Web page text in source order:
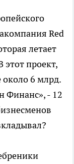
Red
летает
этот проект,
около 6 млрд.
Финанс», - 12